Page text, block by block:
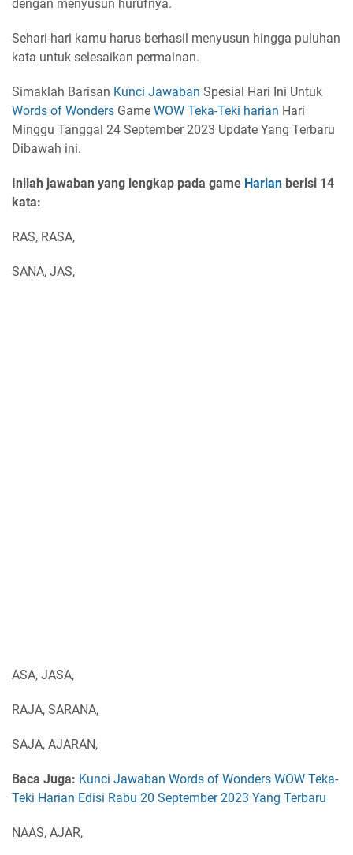
dengan menyusun hurufnya.
Sehari-hari kamu harus berhasil menyusun hingga puluhan
kata untuk selesaikan permainan.
Simaklah Barisan Kunci Jawaban Spesial Hari Ini Untuk
Words of Wonders Game WOW Teka-Teki harian Hari
Minggu Tanggal 24 September 2023 Update Yang Terbaru
Dibawah ini.
Inilah jawaban yang lengkap pada game Harian berisi 14
kata:
RAS, RASA,
SANA, JAS,
ASA, JASA,
RAJA, SARANA,
SAJA, AJARAN,
Baca Juga: Kunci Jawaban Words of Wonders WOW Teka-
Teki Harian Edisi Rabu 20 September 2023 Yang Terbaru
NAAS, AJAR,